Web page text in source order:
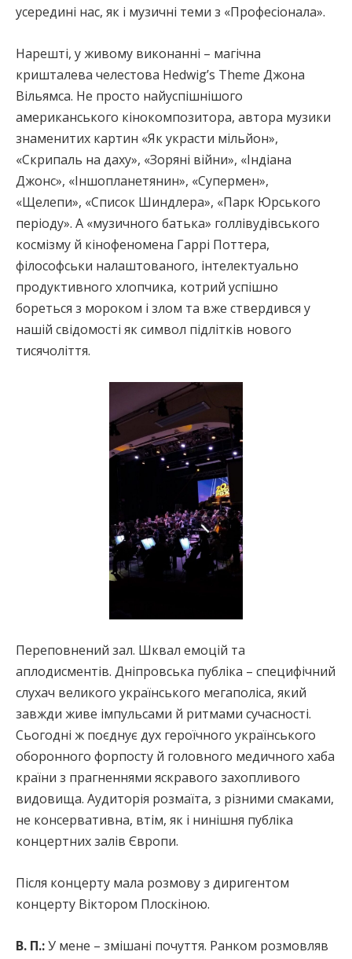
усередині нас, як і музичні теми з «Професіонала».
Нарешті, у живому виконанні – магічна
кришталева челестова Hedwig’s Theme Джона
Вільямса. Не просто найуспішнішого
американського кінокомпозитора, автора музики
знаменитих картин «Як украсти мільйон»,
«Скрипаль на даху», «Зоряні війни», «Індіана
Джонс», «Іншопланетянин», «Супермен»,
«Щелепи», «Список Шиндлера», «Парк Юрського
періоду». А «музичного батька» голлівудівського
космізму й кінофеномена Гаррі Поттера,
філософськи налаштованого, інтелектуально
продуктивного хлопчика, котрий успішно
бореться з мороком і злом та вже ствердився у
нашій свідомості як символ підлітків нового
тисячоліття.
Переповнений зал. Шквал емоцій та
аплодисментів. Дніпровська публіка – специфічний
слухач великого українського мегаполіса, який
завжди живе імпульсами й ритмами сучасності.
Сьогодні ж поєднує дух героїчного українського
оборонного форпосту й головного медичного хаба
країни з прагненнями яскравого захопливого
видовища. Аудиторія розмаїта, з різними смаками,
не консервативна, втім, як і нинішня публіка
концертних залів Європи.
Після концерту мала розмову з диригентом
концерту Віктором Плоскіною.
В. П.:У мене – змішані почуття. Ранком розмовляв